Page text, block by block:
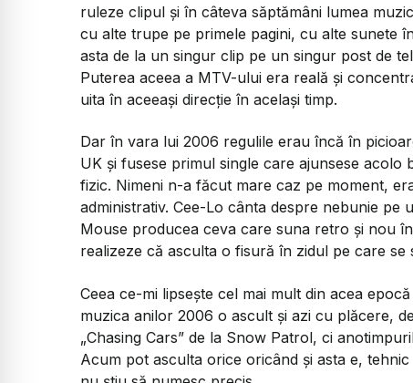
ruleze clipul și în câteva săptămâni lumea
cu alte trupe pe primele pagini, cu alte sunete
asta de la un singur clip pe un singur post de
Puterea aceea a MTV-ului era reală și
uita în aceeași direcție în același timp.
Dar în vara lui 2006 regulile erau încă în
UK și fusese primul single care ajunsese
fizic. Nimeni n-a făcut mare caz pe moment,
administrativ. Cee-Lo cânta despre nebunie pe
Mouse producea ceva care suna retro și nou
realizeze că asculta o fisură în zidul pe care se
Ceea ce-mi lipsește cel mai mult din acea
muzica anilor 2006 o ascult și azi cu plăcere,
„Chasing Cars” de la Snow Patrol, ci
Acum pot asculta orice oricând și asta e,